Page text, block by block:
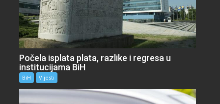
Počela isplata plata, razlike i regresa u
institucijama BiH
BiH Vijesti